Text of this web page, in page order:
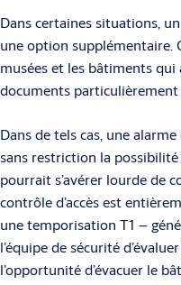
Dans certaines situations,
une option supplémentaire.
musées et les bâtiments
documents particulièrement
Dans de tels cas, une
sans restriction la
pourrait s’avérer lourde de
contrôle d’accès est
une temporisation T1 –
l’équipe de sécurité
l’opportunité d’évacuer le